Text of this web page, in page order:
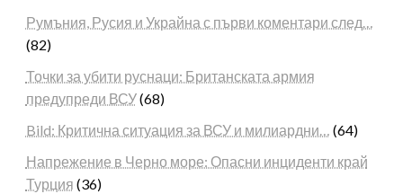
Румъния, Русия и Украйна с първи коментари след…
(82)
Точки за убити руснаци: Британската армия
предупреди ВСУ(68)
Bild: Критична ситуация за ВСУ и милиардни… (64)
Напрежение в Черно море: Опасни инциденти край
Турция (36)